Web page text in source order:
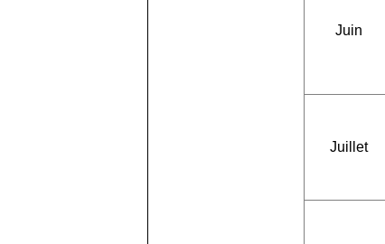
Juin
Juillet